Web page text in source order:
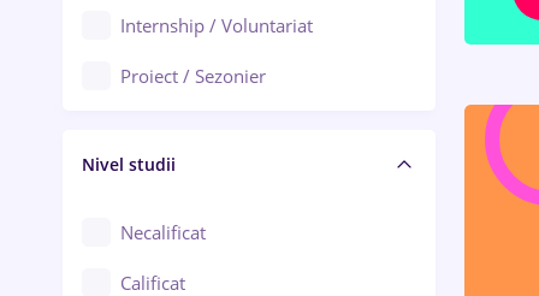
Bârlad
Bistrița (Bistrița-Năsăud)
Auto / Echipamente
Automatizări
Cercetare - dezvoltare
Chimie / Biochimie
Confecții / Design vestimentar
Internship / Voluntariat
Proiect / Sezonier
Nivel studii
Necalificat
Calificat